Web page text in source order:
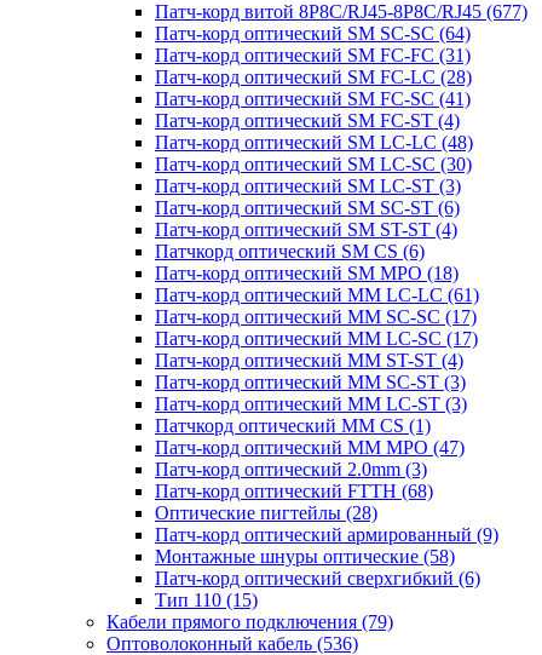
Патч-корд витой 8P8C/RJ45-8P8C/RJ45 (677)
Патч-корд оптический SM SC-SC (64)
Патч-корд оптический SM FC-FC (31)
Патч-корд оптический SM FC-LC (28)
Патч-корд оптический SM FC-SC (41)
Патч-корд оптический SM FC-ST (4)
Патч-корд оптический SM LC-LC (48)
Патч-корд оптический SM LC-SC (30)
Патч-корд оптический SM LC-ST (3)
Патч-корд оптический SM SC-ST (6)
Патч-корд оптический SM ST-ST (4)
Патчкорд оптический SM CS (6)
Патч-корд оптический SM MPO (18)
Патч-корд оптический MM LC-LC (61)
Патч-корд оптический MM SC-SC (17)
Патч-корд оптический MM LC-SC (17)
Патч-корд оптический MM ST-ST (4)
Патч-корд оптический MM SC-ST (3)
Патч-корд оптический MM LC-ST (3)
Патчкорд оптический MM CS (1)
Патч-корд оптический MM MPO (47)
Патч-корд оптический 2.0mm (3)
Патч-корд оптический FTTH (68)
Оптические пигтейлы (28)
Патч-корд оптический армированный (9)
Монтажные шнуры оптические (58)
Патч-корд оптический сверхгибкий (6)
Тип 110 (15)
Кабели прямого подключения (79)
Оптоволоконный кабель (536)